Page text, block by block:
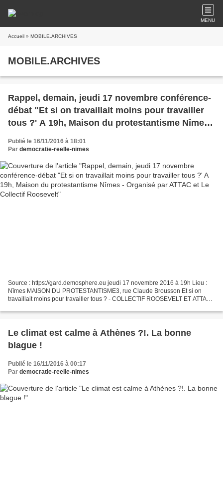
MENU
Accueil » MOBILE.ARCHIVES
MOBILE.ARCHIVES
Rappel, demain, jeudi 17 novembre conférence-
débat "Et si on travaillait moins pour travailler
tous ?' A 19h, Maison du protestantisme Nîmes -
Organisé par ATTAC et Le Collectif Roosevelt
Publié le 16/11/2016 à 18:01
Par democratie-reelle-nimes
Source : https://gard.demosphere.eu jeudi 17 novembre 2016 à 19h Lieu :
Nîmes MAISON DU PROTESTANTISME3, rue Claude Brousson Et si on
travaillait moins pour travailler tous ? - COLLECTIF ROOSEVELT ET ATTAC
Le climat est calme à Athènes ?!. La bonne
blague !
Publié le 16/11/2016 à 00:17
Par democratie-reelle-nimes